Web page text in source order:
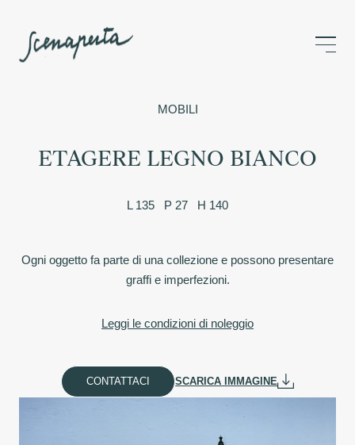
MOBILI
ETAGERE LEGNO BIANCO
L 135 P 27 H 140
Ogni oggetto fa parte di una collezione e possono presentare
graffi e imperfezioni.
Leggi le condizioni di noleggio
CONTATTACI SCARICA IMMAGINE